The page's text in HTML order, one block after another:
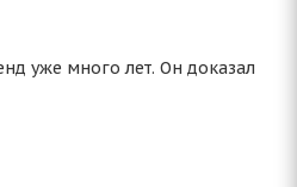
уже много лет. Он доказал